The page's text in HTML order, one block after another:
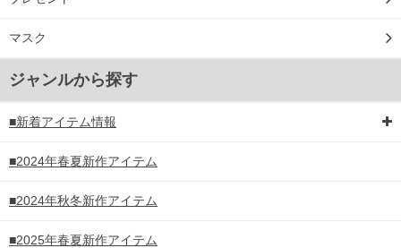
マスク
ジャンルから探す
■新着アイテム情報
■2024年春夏新作アイテム
■2024年秋冬新作アイテム
■2025年春夏新作アイテム